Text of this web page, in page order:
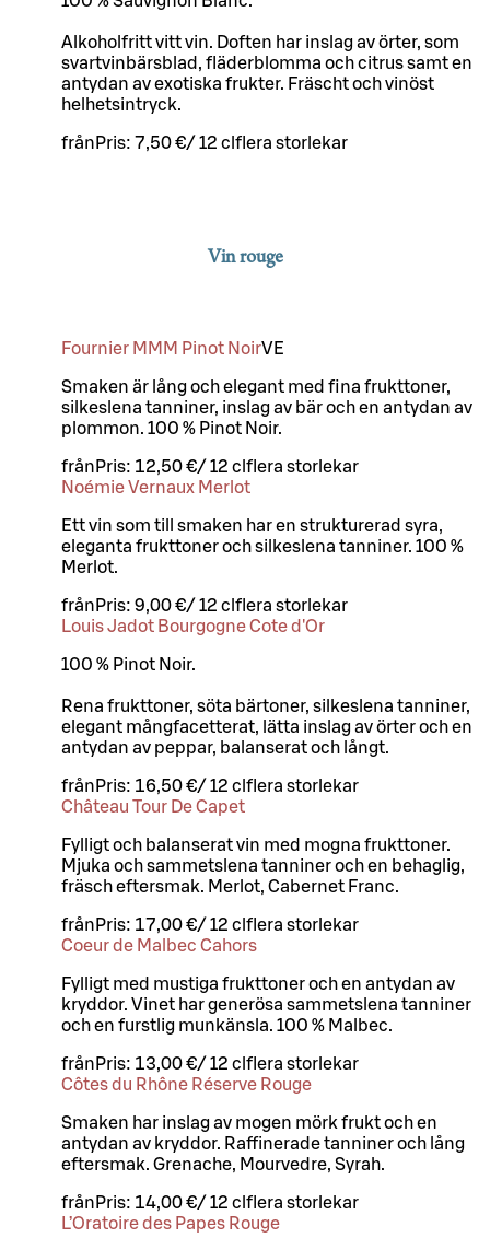
Alkoholfritt vitt vin. Doften har inslag av örter, som
svartvinbärsblad, fläderblomma och citrus samt en
antydan av exotiska frukter. Fräscht och vinöst
helhetsintryck.
från Pris: 7,50 €/ 12 cl flera storlekar
Vin rouge
Fournier MMM Pinot NoirVE
Smaken är lång och elegant med fina frukttoner,
silkeslena tanniner, inslag av bär och en antydan av
plommon. 100 % Pinot Noir.
från Pris: 12,50 €/ 12 cl flera storlekar
Noémie Vernaux Merlot
Ett vin som till smaken har en strukturerad syra,
eleganta frukttoner och silkeslena tanniner. 100 %
Merlot.
från Pris: 9,00 €/ 12 cl flera storlekar
Louis Jadot Bourgogne Cote d'Or
100 % Pinot Noir.
Rena frukttoner, söta bärtoner, silkeslena tanniner,
elegant mångfacetterat, lätta inslag av örter och en
antydan av peppar, balanserat och långt.
från Pris: 16,50 €/ 12 cl flera storlekar
Château Tour De Capet
Fylligt och balanserat vin med mogna frukttoner.
Mjuka och sammetslena tanniner och en behaglig,
fräsch eftersmak. Merlot, Cabernet Franc.
från Pris: 17,00 €/ 12 cl flera storlekar
Coeur de Malbec Cahors
Fylligt med mustiga frukttoner och en antydan av
kryddor. Vinet har generösa sammetslena tanniner
och en furstlig munkänsla. 100 % Malbec.
från Pris: 13,00 €/ 12 cl flera storlekar
Côtes du Rhône Réserve Rouge
Smaken har inslag av mogen mörk frukt och en
antydan av kryddor. Raffinerade tanniner och lång
eftersmak. Grenache, Mourvedre, Syrah.
från Pris: 14,00 €/ 12 cl flera storlekar
L’Oratoire des Papes Rouge